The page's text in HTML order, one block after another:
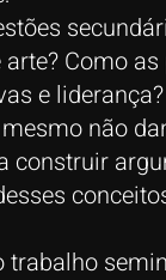
Como
e
não
construir